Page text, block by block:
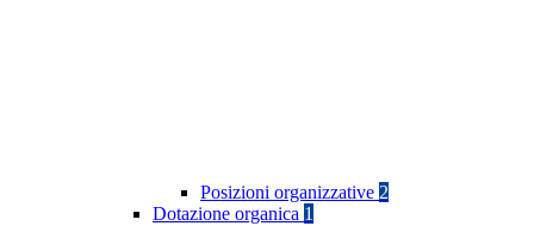
Posizioni organizzative 2
Dotazione organica 1